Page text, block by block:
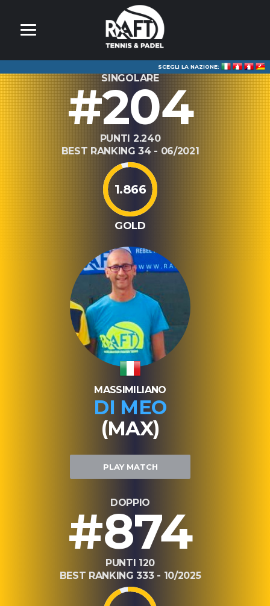
SCEGLI LA NAZIONE:
SINGOLARE
#204
PUNTI 2.240
BEST RANKING 34 - 06/2021
1.866
GOLD
MASSIMILIANO
DI MEO
(MAX)
PLAY MATCH
DOPPIO
#874
PUNTI 120
BEST RANKING 333 - 10/2025